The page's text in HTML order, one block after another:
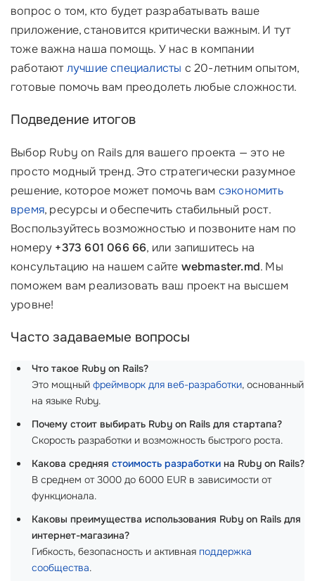
вопрос о том, кто будет разрабатывать ваше
приложение, становится критически важным. И тут
тоже важна наша помощь. У нас в компании
работаютлучшие специалисты с 20-летним опытом,
готовые помочь вам преодолеть любые сложности.
Подведение итогов
Выбор Ruby on Rails для вашего проекта — это не
просто модный тренд. Это стратегически разумное
решение, которое может помочь вам сэкономить
время, ресурсы и обеспечить стабильный рост.
Воспользуйтесь возможностью и позвоните нам по
номеру +373 601 066 66, или запишитесь на
консультацию на нашем сайте webmaster.md. Мы
поможем вам реализовать ваш проект на высшем
уровне!
Часто задаваемые вопросы
Что такое Ruby on Rails?
Это мощный фреймворк для веб-разработки, основанный
на языке Ruby.
Почему стоит выбирать Ruby on Rails для стартапа?
Скорость разработки и возможность быстрого роста.
Какова средняя стоимость разработки на Ruby on Rails?
В среднем от 3000 до 6000 EUR в зависимости от
функционала.
Каковы преимущества использования Ruby on Rails для
интернет-магазина?
Гибкость, безопасность и активная поддержка
сообщества.